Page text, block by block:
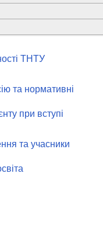
ТНТУ
та нормативні
при вступі
та учасники